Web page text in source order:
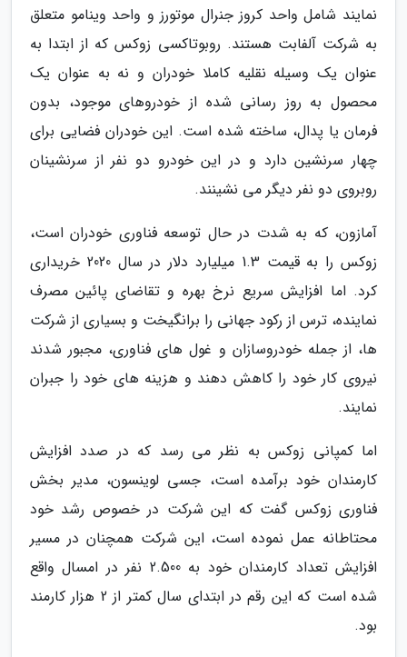
نمایند شامل واحد کروز جنرال موتورز و واحد وینامو متعلق
به شرکت آلفابت هستند. روبوتاکسی زوکس که از ابتدا به
عنوان یک وسیله نقلیه کاملا خودران و نه به عنوان یک
محصول به روز رسانی شده از خودروهای موجود، بدون
فرمان یا پدال، ساخته شده است. این خودران فضایی برای
چهار سرنشین دارد و در این خودرو دو نفر از سرنشینان
روبروی دو نفر دیگر می نشینند.
آمازون، که به شدت در حال توسعه فناوری خودران است،
زوکس را به قیمت 1.3 میلیارد دلار در سال 2020 خریداری
کرد. اما افزایش سریع نرخ بهره و تقاضای پائین مصرف
نماینده، ترس از رکود جهانی را برانگیخت و بسیاری از شرکت
ها، از جمله خودروسازان و غول های فناوری، مجبور شدند
نیروی کار خود را کاهش دهند و هزینه های خود را جبران
نمایند.
اما کمپانی زوکس به نظر می رسد که در صدد افزایش
کارمندان خود برآمده است، جسی لوینسون، مدیر بخش
فناوری زوکس گفت که این شرکت در خصوص رشد خود
محتاطانه عمل نموده است، این شرکت همچنان در مسیر
افزایش تعداد کارمندان خود به 2.500 نفر در امسال واقع
شده است که این رقم در ابتدای سال کمتر از 2 هزار کارمند
بود.